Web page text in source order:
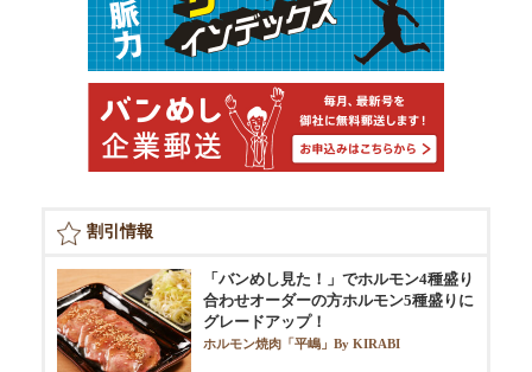
割引情報
「バンめし見た！」でホルモン4種盛り
合わせオーダーの方ホルモン5種盛りに
グレードアップ！
ホルモン焼肉「平嶋」By KIRABI